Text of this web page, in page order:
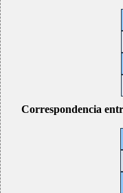
Correspondencia